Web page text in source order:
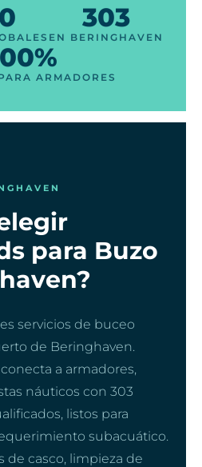
303
EN BERINGHAVEN
ARMADORES
para Buzo
servicios de buceo
de Beringhaven.
a armadores,
náuticos con 303
listos para
subacuático.
de casco, limpieza de